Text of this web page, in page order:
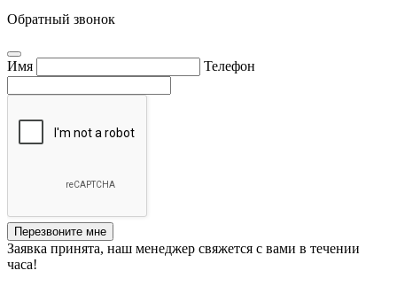
Обратный звонок
Имя Телефон
Перезвоните мне
Заявка принята, наш менеджер свяжется с вами в течении
часа!